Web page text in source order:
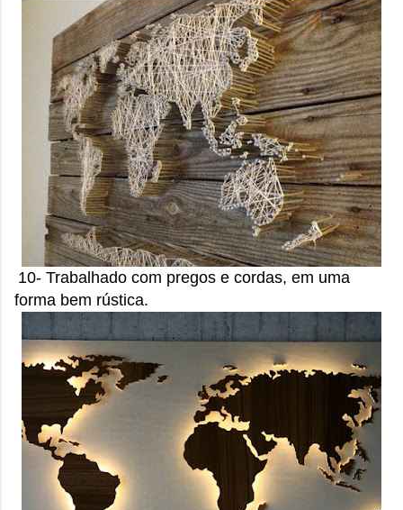
10- Trabalhado com pregos e cordas, em uma
forma bem rústica.